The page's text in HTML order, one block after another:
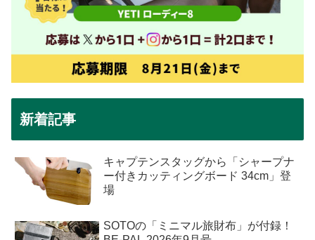
新着記事
キャプテンスタッグから「シャープナ
ー付きカッティングボード 34cm」登
場
SOTOの「ミニマル旅財布」が付録！